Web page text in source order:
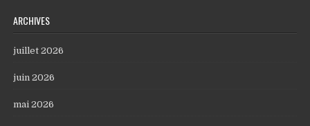
ARCHIVES
juillet 2026
juin 2026
mai 2026